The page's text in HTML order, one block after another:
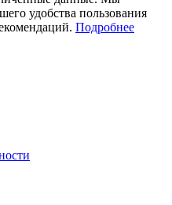
удобства пользования
Подробнее